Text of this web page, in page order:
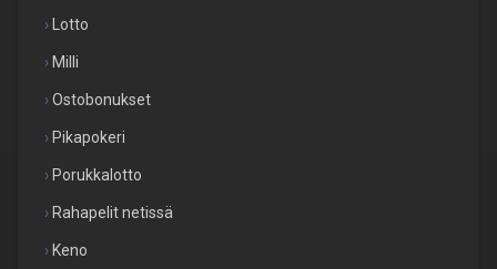
Lotto
Milli
Ostobonukset
Pikapokeri
Porukkalotto
Rahapelit netissä
Keno